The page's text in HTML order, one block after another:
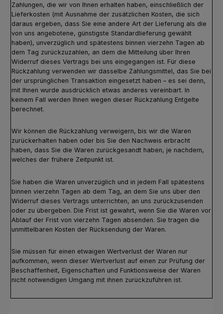
Zahlungen, die wir von Ihnen erhalten haben, einschließlich der
Lieferkosten (mit Ausnahme der zusätzlichen Kosten, die sich
daraus ergeben, dass Sie eine andere Art der Lieferung als die
von uns angebotene, günstigste Standardlieferung gewählt
haben), unverzüglich und spätestens binnen vierzehn Tagen ab
dem Tag zurückzuzahlen, an dem die Mitteilung über Ihren
Widerruf dieses Vertrags bei uns eingegangen ist. Für diese
Rückzahlung verwenden wir dasselbe Zahlungsmittel, das Sie bei
der ursprünglichen Transaktion eingesetzt haben – es sei denn,
mit Ihnen wurde ausdrücklich etwas anderes vereinbart. In
keinem Fall werden Ihnen wegen dieser Rückzahlung Entgelte
berechnet.
Wir können die Rückzahlung verweigern, bis wir die Waren
zurückerhalten haben oder bis Sie den Nachweis erbracht
haben, dass Sie die Waren zurückgesandt haben, je nachdem,
welches der frühere Zeitpunkt ist.
Sie haben die Waren unverzüglich und in jedem Fall spätestens
binnen vierzehn Tagen ab dem Tag, an dem Sie uns über den
Widerruf dieses Vertrags unterrichten, an uns zurückzusenden
oder zu übergeben. Die Frist ist gewahrt, wenn Sie die Waren vor
Ablauf der Frist von vierzehn Tagen absenden. Sie tragen die
unmittelbaren Kosten der Rücksendung der Waren.
Sie müssen für einen etwaigen Wertverlust der Waren nur
aufkommen, wenn dieser Wertverlust auf einen zur Prüfung der
Beschaffenheit, Eigenschaften und Funktionsweise der Waren
nicht notwendigen Umgang mit ihnen zurückzuführen ist.